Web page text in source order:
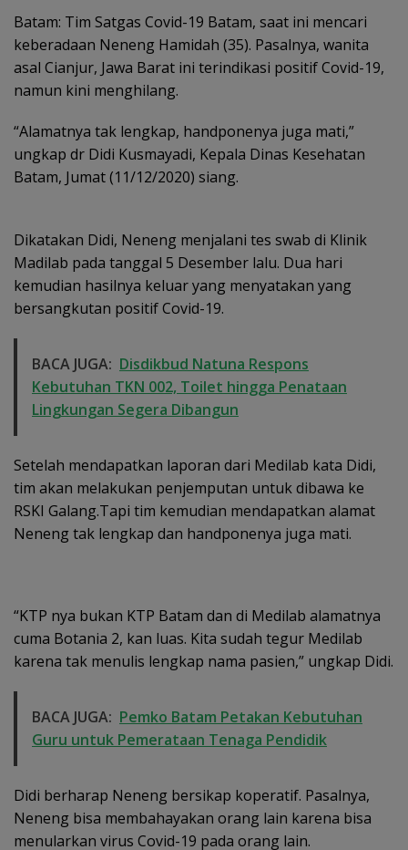
Batam: Tim Satgas Covid-19 Batam, saat ini mencari
keberadaan Neneng Hamidah (35). Pasalnya, wanita
asal Cianjur, Jawa Barat ini terindikasi positif Covid-19,
namun kini menghilang.
“Alamatnya tak lengkap, handponenya juga mati,”
ungkap dr Didi Kusmayadi, Kepala Dinas Kesehatan
Batam, Jumat (11/12/2020) siang.
Dikatakan Didi, Neneng menjalani tes swab di Klinik
Madilab pada tanggal 5 Desember lalu. Dua hari
kemudian hasilnya keluar yang menyatakan yang
bersangkutan positif Covid-19.
BACA JUGA: Disdikbud Natuna Respons
Kebutuhan TKN 002, Toilet hingga Penataan
Lingkungan Segera Dibangun
Setelah mendapatkan laporan dari Medilab kata Didi,
tim akan melakukan penjemputan untuk dibawa ke
RSKI Galang.Tapi tim kemudian mendapatkan alamat
Neneng tak lengkap dan handponenya juga mati.
“KTP nya bukan KTP Batam dan di Medilab alamatnya
cuma Botania 2, kan luas. Kita sudah tegur Medilab
karena tak menulis lengkap nama pasien,” ungkap Didi.
BACA JUGA: Pemko Batam Petakan Kebutuhan
Guru untuk Pemerataan Tenaga Pendidik
Didi berharap Neneng bersikap koperatif. Pasalnya,
Neneng bisa membahayakan orang lain karena bisa
menularkan virus Covid-19 pada orang lain.